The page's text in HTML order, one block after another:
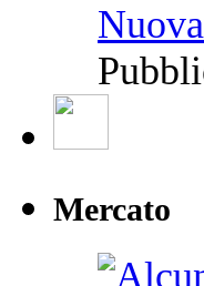
Mercato